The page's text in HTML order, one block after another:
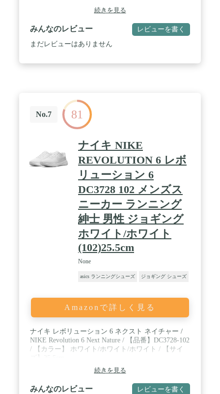
モダクリル、熱可塑ポリウレタン、ポリウレタン■
原産国：ベトナム / カラー：ＷＷＨ / サイズ：２
３．０
続きを見る
みんなのレビュー レビューを書く
まだレビューはありません
No.7 81
ナイキ NIKE
REVOLUTION 6 レボ
リューション 6
DC3728 102 メンズス
ニーカー ランニング
紳士 男性 ジョギング
ホワイト/ホワイト
(102)25.5cm
None
asics ランニングシューズ ジョギング シューズ
Amazonで詳しく見る
ナイキ レボリューション 6 ネクスト ネイチャー /
NIKE Revolution 6 Next Nature / 【品番】DC3728-102
/ 【カラー】 ホワイト/ホワイト/ホワイト / 【サイ
続きを見る
みんなのレビュー レビューを書く